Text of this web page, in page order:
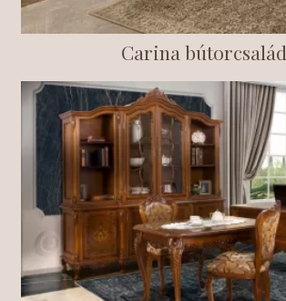
Carina bútorcsalád